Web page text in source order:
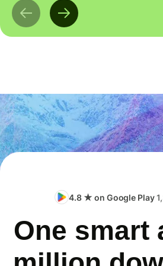
4.8 ★ on Google Play
One smart